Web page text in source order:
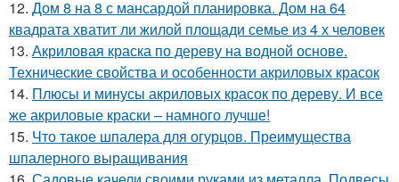
12. Дом 8 на 8 с мансардой планировка. Дом на 64
квадрата хватит ли жилой площади семье из 4 х человек
13. Акриловая краска по дереву на водной основе.
Технические свойства и особенности акриловых красок
14. Плюсы и минусы акриловых красок по дереву. И все
же акриловые краски – намного лучше!
15. Что такое шпалера для огурцов. Преимущества
шпалерного выращивания